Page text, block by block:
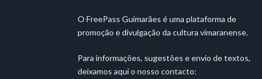
O FreePass Guimarães é uma plataforma de
promoção e divulgação da cultura vimaranense.
Para informações, sugestões e envio de textos,
deixamos aqui o nosso contacto: